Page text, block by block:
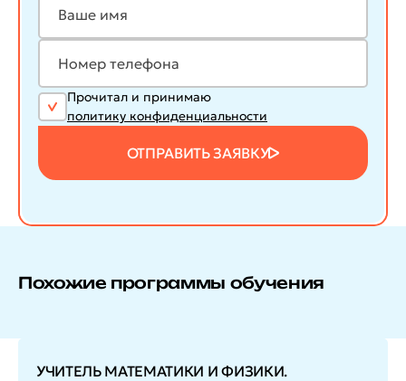
Прочитал и принимаю
политику конфиденциальности
ОТПРАВИТЬ ЗАЯВКУ
Похожие программы обучения
УЧИТЕЛЬ МАТЕМАТИКИ И ФИЗИКИ.